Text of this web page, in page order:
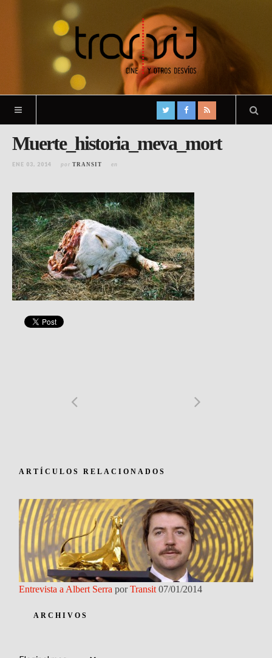
Muerte_historia_meva_mort
ENE 03, 2014 por TRANSIT en
ARTÍCULOS RELACIONADOS
Entrevista a Albert Serra porTransit 07/01/2014
ARCHIVOS